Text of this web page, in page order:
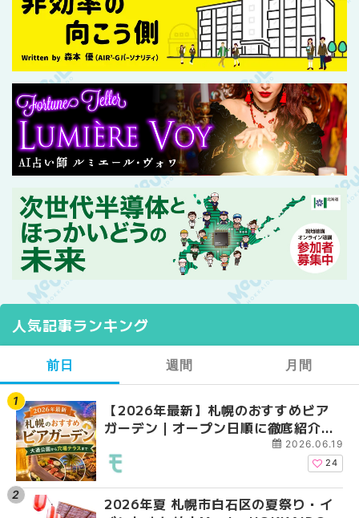
人気記事ランキング
前日
【2026年最新】札幌のおすすめビア
ガーデン｜オープン日順に徹底紹介！
大通公園から穴場テラスまで | MouLa
HOKKAIDO
2026.06.19
24
2026年夏 札幌市白石区の夏祭り・イ
週間
【2026年最新】札幌
ガーデン｜オープン日
大通公園から穴場テ
2026年夏 札幌市西区
月間
【2026年最新】札幌
ガーデン｜オープン日
大通公園から穴場テ
2026年夏 札幌市北区